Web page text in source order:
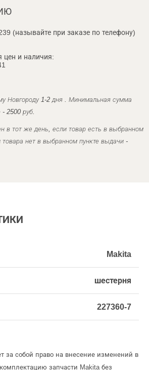
(называйте при заказе по телефону)
цен и наличия:
Новгороду 1-2 дня . Минимальная сумма
- 2500 руб.
в тот же день, если товар есть в выбранном
товара нет в выбранном пункте выдачи -
Makita
шестерня
227360-7
за собой право на внесение изменений в
запчасти Makita без